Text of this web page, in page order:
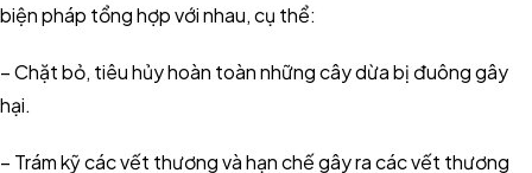
biện pháp tổng hợp với nhau, cụ thể:
– Chặt bỏ, tiêu hủy hoàn toàn những cây dừa bị đuông gây
hại.
– Trám kỹ các vết thương và hạn chế gây ra các vết thương